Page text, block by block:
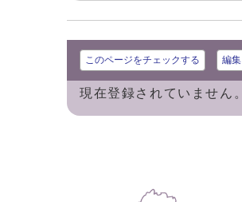
このページをチェックする 編集
現在登録されていません。